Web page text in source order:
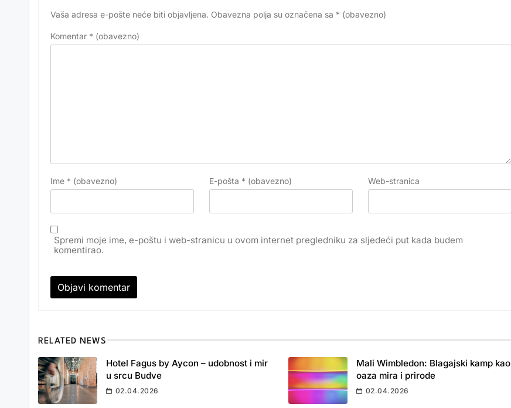
Vaša adresa e-pošte neće biti objavljena. Obavezna polja su označena sa * (obavezno)
Komentar * (obavezno)
Ime * (obavezno) E-pošta * (obavezno) Web-stranica
Spremi moje ime, e-poštu i web-stranicu u ovom internet pregledniku za sljedeći put kada budem
komentirao.
Alternative:
RELATED NEWS
Hotel Fagus by Aycon – udobnost i mir
u srcu Budve
02.04.2026
Mali Wimbledon: Blagajski kamp kao
oaza mira i prirode
02.04.2026